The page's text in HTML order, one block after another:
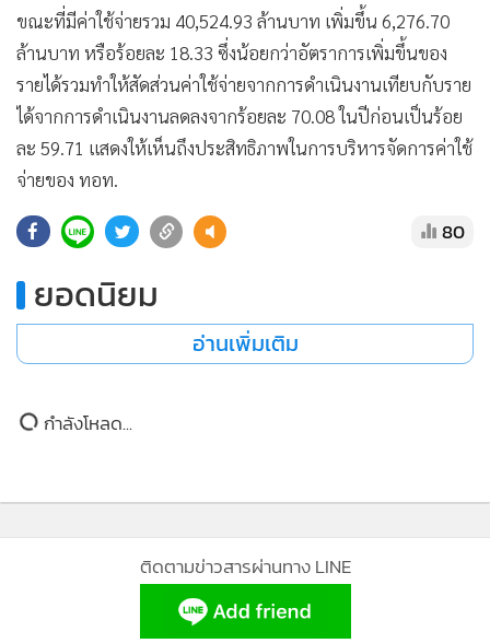
• Motoring
• เกม
• วิทยาศาสตร์
• SMEs
• หุ้น
• อินโดจีน
• กองทุนรวม
• Celeb Online
• Factcheck
• ญี่ปุ่น
•
ขณะที่มีค่าใช้จ่ายรวม 40,524.93 ล้านบาท เพิ่มขึ้น 6,276.70
ล้านบาท หรือร้อยละ 18.33 ซึ่งน้อยกว่าอัตราการเพิ่มขึ้นของ
รายได้รวมทำให้สัดส่วนค่าใช้จ่ายจากการดำเนินงานเทียบกับราย
ได้จากการดำเนินงานลดลงจากร้อยละ 70.08 ในปีก่อนเป็นร้อย
ละ 59.71 แสดงให้เห็นถึงประสิทธิภาพในการบริหารจัดการค่าใช้
จ่ายของ ทอท.
80
ยอดนิยม
อ่านเพิ่มเติม
กำลังโหลด...
ติดตามข่าวสารผ่านทาง LINE